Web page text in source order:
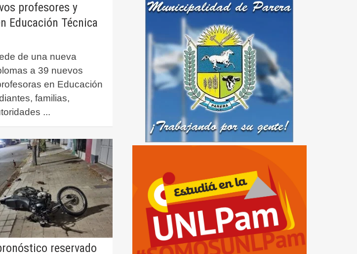
profesores y
Educación Técnica
de una nueva
a 39 nuevos
en Educación
familias,
...
reservado